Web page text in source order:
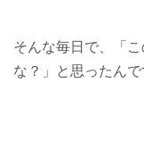
そんな毎日で、「
な？」と思ったんで